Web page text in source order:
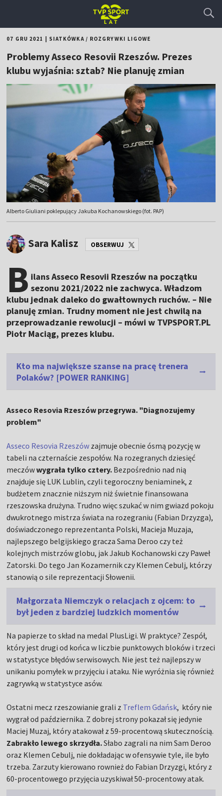
07 GRU 2021 SIATKÓWKA/ ROZGRYWKI LIGOWE
Problemy Asseco Resovii Rzeszów. Prezes
klubu wyjaśnia: sztab? Nie planuję zmian
Alberto Giuliani poklepujący Jakuba Kochanowskiego (fot. PAP)
Sara Kalisz OBSERWUJ
B ilans Asseco Resovii Rzeszów na początku
sezonu 2021/2022 nie zachwyca. Władzom
klubu jednak daleko do gwałtownych ruchów. – Nie
planuję zmian. Trudny moment nie jest chwilą na
przeprowadzanie rewolucji – mówi w TVPSPORT.PL
Piotr Maciąg, prezes klubu.
Kto ma największe szanse na pracę trenera
Polaków? [POWER RANKING]
Asseco Resovia Rzeszów przegrywa. "Diagnozujemy
problem"
Asseco Resovia Rzeszów zajmuje obecnie ósmą pozycję w
tabeli na czternaście zespołów. Na rozegranych dziesięć
meczówwygrała tylko cztery. Bezpośrednio nad nią
znajduje się LUK Lublin, czyli tegoroczny beniaminek, z
budżetem znacznie niższym niż świetnie finansowana
rzeszowska drużyna. Trudno więc szukać w nim gwiazd pokoju
dwukrotnego mistrza świata na rozegraniu (Fabian Drzyzga),
doświadczonego reprezentanta Polski, Macieja Muzaja,
najlepszego belgijskiego gracza Sama Deroo czy też
kolejnych mistrzów globu, jak Jakub Kochanowski czy Paweł
Zatorski. Do tego Jan Kozamernik czy Klemen Cebulj, którzy
stanowią o sile reprezentacji Słowenii.
Małgorzata Niemczyk o relacjach z ojcem: to
był jeden z bardziej ludzkich momentów
Na papierze to skład na medal PlusLigi. W praktyce? Zespół,
który jest drugi od końca w liczbie punktowych bloków i trzeci
w statystyce błędów serwisowych. Nie jest też najlepszy w
unikaniu pomyłek w przyjęciu i ataku. Nie wyróżnia się również
zagrywką w statystyce asów.
Ostatni mecz rzeszowianie grali z Treflem Gdańsk, który nie
wygrał od października. Z dobrej strony pokazał się jedynie
Maciej Muzaj, który atakował z 59-procentową skutecznością.
Zabrakło lewego skrzydła.Słabo zagrali na nim Sam Deroo
oraz Klemen Cebulj, nie dokładając w ofensywie tyle, ile było
trzeba. Zarzuty kierowano rownież do Fabian Drzyzgi, który z
60-procentowego przyjęcia uzyskiwał 50-procentowy atak.